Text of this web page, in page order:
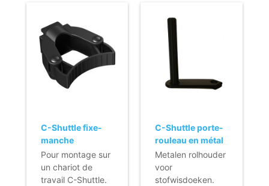
C-Shuttle fixe-
manche
Pour montage sur
un chariot de
travail C-Shuttle.
C-Shuttle porte-
rouleau en métal
Metalen rolhouder
voor
stofwisdoeken.